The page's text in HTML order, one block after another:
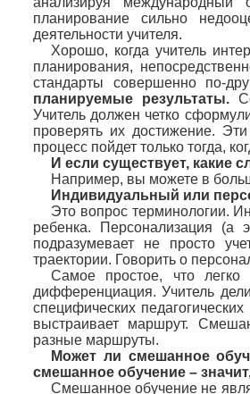
планирование сильно
деятельности учителя.
Хорошо, когда учитель
планирования,
стандарты совершенно по-
планируемые результаты.
Учитель должен четко
проверять их достижение.
процесс пойдет только тогда,
И если существует, какие
Например, вы можете в
Индивидуальный или
Это вопрос терминологии.
ребенка. Персонализация
подразумевает не просто
траектории. Говорить о
Самое простое, что легко
дифференциация. Учитель
специфических
выстраивает маршрут.
разные маршруты.
Может ли смешанное
смешанное обучение –
Смешанное обучение не